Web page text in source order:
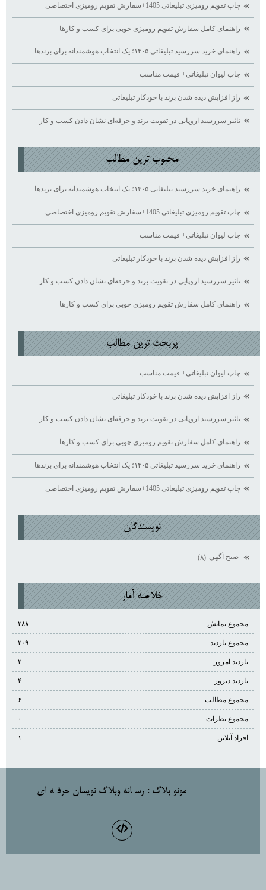
چاپ تقویم رومیزی تبلیغاتی 1405+سفارش تقویم رومیزی اختصاصی
راهنمای کامل سفارش تقویم رومیزی چوبی برای کسب ‌و کارها
راهنمای خرید سررسید تبلیغاتی ۱۴۰۵؛ یک انتخاب هوشمندانه برای برندها
چاپ ليوان تبليغاتي+ قيمت مناسب
راز افزایش دیده ‌شدن برند با خودکار تبلیغاتی
تاثیر سررسید اروپایی در تقویت برند و حرفه‌ای نشان دادن کسب ‌و کار
محبوب ترين مطالب
راهنمای خرید سررسید تبلیغاتی ۱۴۰۵؛ یک انتخاب هوشمندانه برای برندها
چاپ تقویم رومیزی تبلیغاتی 1405+سفارش تقویم رومیزی اختصاصی
چاپ ليوان تبليغاتي+ قيمت مناسب
راز افزایش دیده ‌شدن برند با خودکار تبلیغاتی
تاثیر سررسید اروپایی در تقویت برند و حرفه‌ای نشان دادن کسب ‌و کار
راهنمای کامل سفارش تقویم رومیزی چوبی برای کسب ‌و کارها
پربحث ترين مطالب
چاپ ليوان تبليغاتي+ قيمت مناسب
راز افزایش دیده ‌شدن برند با خودکار تبلیغاتی
تاثیر سررسید اروپایی در تقویت برند و حرفه‌ای نشان دادن کسب ‌و کار
راهنمای کامل سفارش تقویم رومیزی چوبی برای کسب ‌و کارها
راهنمای خرید سررسید تبلیغاتی ۱۴۰۵؛ یک انتخاب هوشمندانه برای برندها
چاپ تقویم رومیزی تبلیغاتی 1405+سفارش تقویم رومیزی اختصاصی
نويسندگان
صبح آگهي (۸)
خلاصه آمار
مجموع نمایش‌ ۲۸۸
مجموع بازدید ۲۰۹
بازدید امروز
بازدید دیروز
مجموع مطالب
مجموع نظرات
افراد آنلاین
مونو بلاگ: رسـانه وبلاگ نويسان حرفـه اي